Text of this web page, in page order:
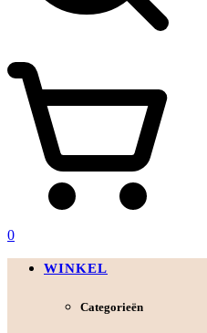
0
WINKEL
Categorieën